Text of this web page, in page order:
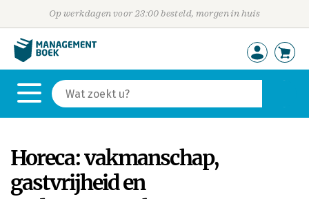
Op werkdagen voor 23:00 besteld, morgen in huis
Horeca: vakmanschap,
gastvrijheid en